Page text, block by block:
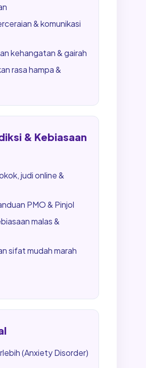
& komunikasi
kehangatan & gairah
rasa hampa &
& Kebiasaan
judi online &
PMO & Pinjol
malas &
sifat mudah marah
(Anxiety Disorder)